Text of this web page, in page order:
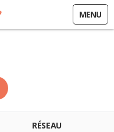
MENU
RÉSEAU